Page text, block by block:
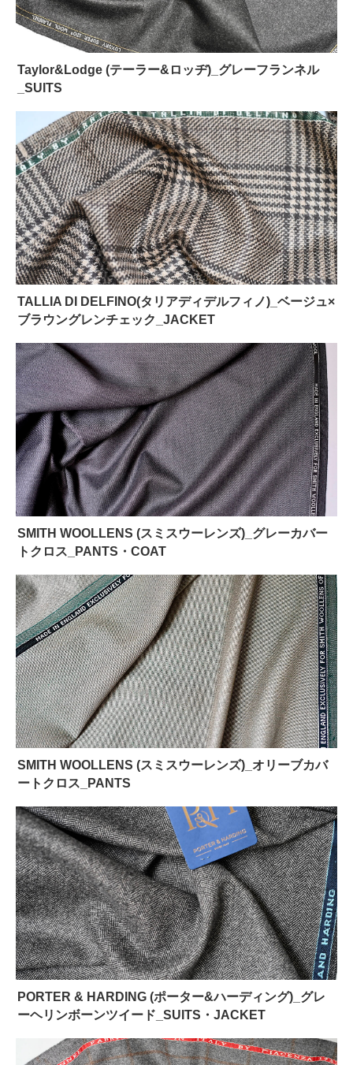
Taylor&Lodge (テーラー&ロッヂ)_グレーフランネル
_SUITS
TALLIA DI DELFINO(タリアディデルフィノ)_ベージュ×
ブラウングレンチェック_JACKET
SMITH WOOLLENS (スミスウーレンズ)_グレーカバー
トクロス_PANTS・COAT
SMITH WOOLLENS (スミスウーレンズ)_オリーブカバ
ートクロス_PANTS
PORTER & HARDING (ポーター&ハーディング)_グレ
ーヘリンボーンツイード_SUITS・JACKET